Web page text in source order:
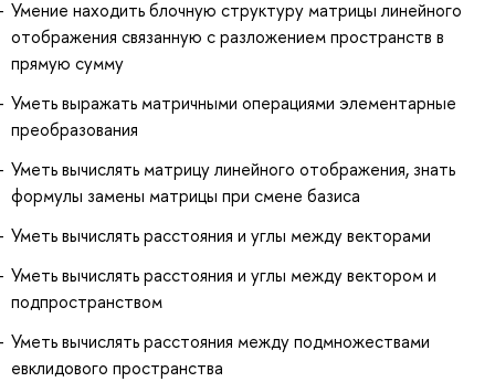
Умение находить блочную структуру матрицы линейного
отображения связанную с разложением пространств в
прямую сумму
Уметь выражать матричными операциями элементарные
преобразования
Уметь вычислять матрицу линейного отображения, знать
формулы замены матрицы при смене базиса
Уметь вычислять расстояния и углы между векторами
Уметь вычислять расстояния и углы между вектором и
подпространством
Уметь вычислять расстояния между подмножествами
евклидового пространства